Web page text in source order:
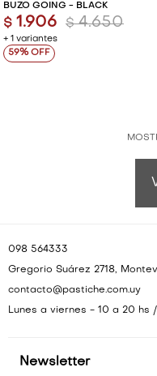
BUZO GOING - BLACK
+ 1 variantes
$ 1.906 $ 4.650
59
Newsletter
098 564333
Gregorio Suárez 2718,
contacto@pastiche.com.uy
Lunes a viernes - 10 a 20 hs